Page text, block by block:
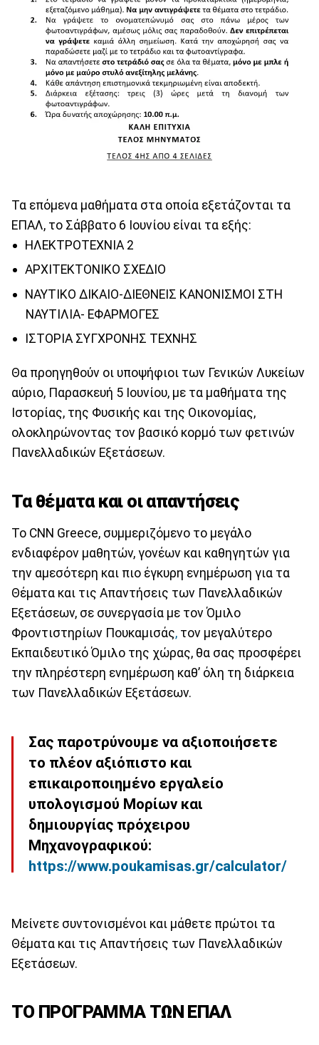
Τα επόμενα μαθήματα στα οποία εξετάζονται τα
ΕΠΑΛ, το Σάββατο 6 Ιουνίου είναι τα εξής:
ΗΛΕΚΤΡΟΤΕΧΝΙΑ 2
ΑΡΧΙΤΕΚΤΟΝΙΚΟ ΣΧΕΔΙΟ
ΝΑΥΤΙΚΟ ΔΙΚΑΙΟ-ΔΙΕΘΝΕΙΣ ΚΑΝΟΝΙΣΜΟΙ ΣΤΗ
ΝΑΥΤΙΛΙΑ- ΕΦΑΡΜΟΓΕΣ
ΙΣΤΟΡΙΑ ΣΥΓΧΡΟΝΗΣ ΤΕΧΝΗΣ
Θα προηγηθούν οι υποψήφιοι των Γενικών Λυκείων
αύριο, Παρασκευή 5 Ιουνίου, με τα μαθήματα της
Ιστορίας, της Φυσικής και της Οικονομίας,
ολοκληρώνοντας τον βασικό κορμό των φετινών
Πανελλαδικών Εξετάσεων.
Τα θέματα και οι απαντήσεις
Το CNN Greece, συμμεριζόμενο το μεγάλο
ενδιαφέρον μαθητών, γονέων και καθηγητών για
την αμεσότερη και πιο έγκυρη ενημέρωση για τα
Θέματα και τις Απαντήσεις των Πανελλαδικών
Εξετάσεων, σε συνεργασία με τον Όμιλο
Φροντιστηρίων Πουκαμισάς, τον μεγαλύτερο
Εκπαιδευτικό Όμιλο της χώρας, θα σας προσφέρει
την πληρέστερη ενημέρωση καθ’ όλη τη διάρκεια
των Πανελλαδικών Εξετάσεων.
Σας παροτρύνουμε να αξιοποιήσετε
το πλέον αξιόπιστο και
επικαιροποιημένο εργαλείο
υπολογισμού Μορίων και
δημιουργίας πρόχειρου
Μηχανογραφικού:
https://www.poukamisas.gr/calculator/
Μείνετε συντονισμένοι και μάθετε πρώτοι τα
Θέματα και τις Απαντήσεις των Πανελλαδικών
Εξετάσεων.
ΤΟ ΠΡΟΓΡΑΜΜΑ ΤΩΝ ΕΠΑΛ